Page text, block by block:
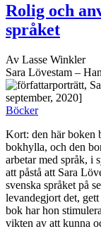
Rolig och
språket
Av Lasse Winkler
Sara Lövestam –
september, 2020]
Böcker
Kort: den här boken
bokhylla, och den
arbetar med språk, i
att påstå att Sara
svenska språket på
levandegjort det,
bok har hon
vikten av att kunna